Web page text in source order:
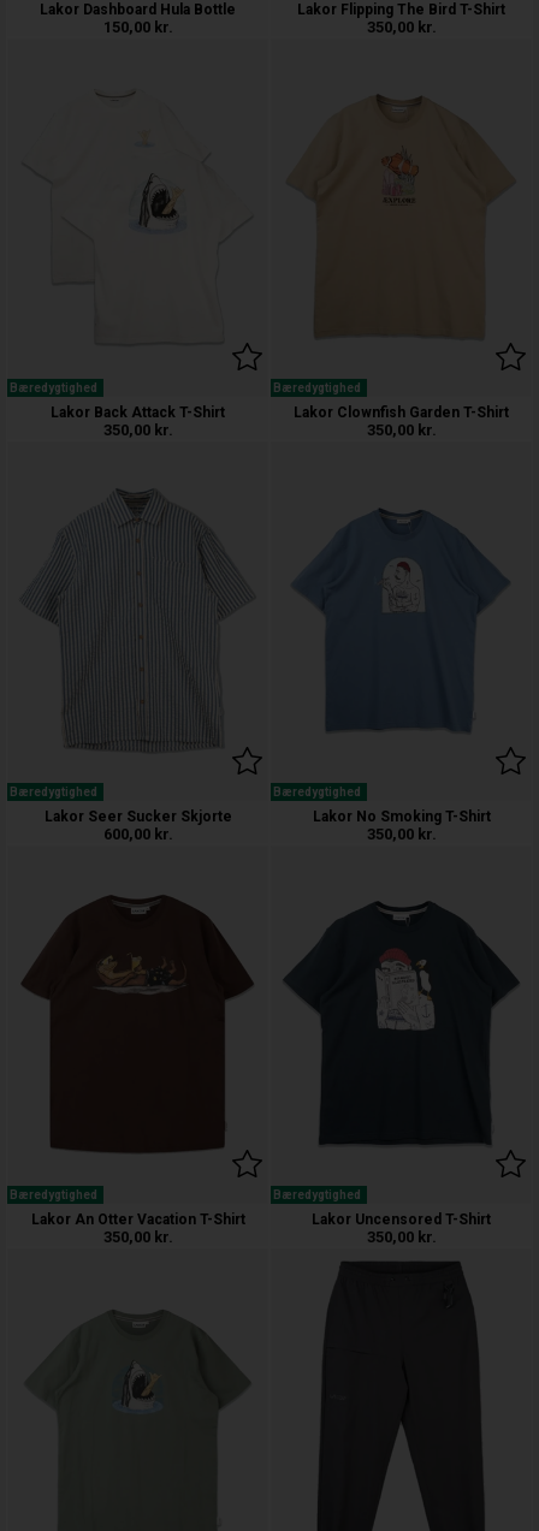
Lakor Dashboard Hula Bottle
150,00 kr.
Lakor Flipping The Bird T-Shirt
350,00 kr.
Bæredygtighed
Lakor Back Attack T-Shirt
350,00 kr.
Bæredygtighed
Lakor Clownfish Garden T-Shirt
350,00 kr.
Bæredygtighed
Lakor Seer Sucker Skjorte
600,00 kr.
Bæredygtighed
Lakor No Smoking T-Shirt
350,00 kr.
Bæredygtighed
Lakor An Otter Vacation T-Shirt
350,00 kr.
Bæredygtighed
Lakor Uncensored T-Shirt
350,00 kr.